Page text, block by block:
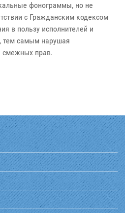
фонограммы, но не
с Гражданским кодексом
в пользу исполнителей и
тем самым нарушая
смежных прав.